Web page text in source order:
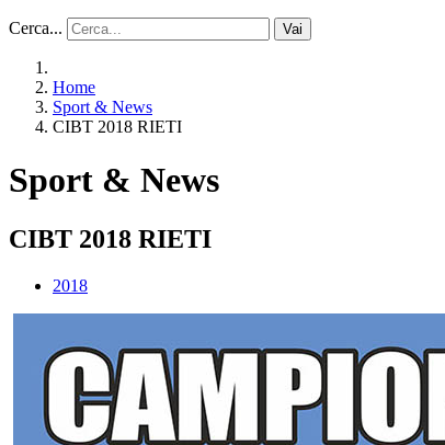
Cerca... Vai
Home
Sport & News
CIBT 2018 RIETI
Sport & News
CIBT 2018 RIETI
2018